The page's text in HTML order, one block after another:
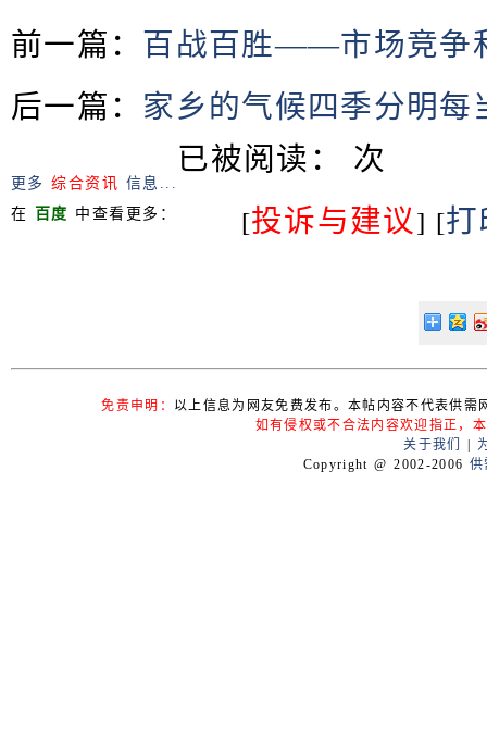
前一篇： 百战百胜——市场竞
后一篇： 家乡的气候四季分明每
已被阅读： 次
更多综合资讯 信息...
在 百度 中查看更多： [投诉与建议 ] [打
免责申明： 以上信息为网友免费发布。本帖内容不代表供
如有侵权或不合法内容欢迎指正，
关于我们
Copyright @ 2002-2006